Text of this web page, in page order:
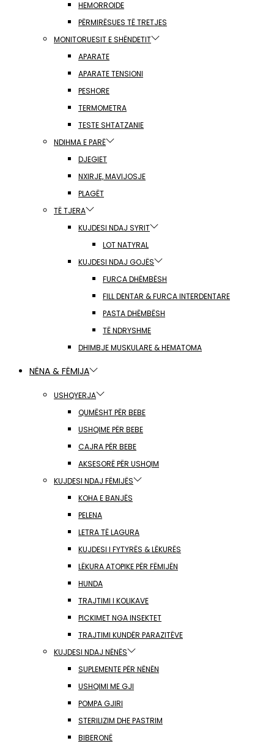
HEMORROIDE
PËRMIRËSUES TË TRETJES
MONITORUESIT E SHËNDETIT
APARATE
APARATE TENSIONI
PESHORE
TERMOMETRA
TESTE SHTATZANIE
NDIHMA E PARË
DJEGIET
NXIRJE, MAVIJOSJE
PLAGËT
TË TJERA
KUJDESI NDAJ SYRIT
LOT NATYRAL
KUJDESI NDAJ GOJËS
FURCA DHËMBËSH
FILL DENTAR & FURCA INTERDENTARE
PASTA DHËMBËSH
TË NDRYSHME
DHIMBJE MUSKULARE & HEMATOMA
NËNA & FËMIJA
USHQYERJA
QUMËSHT PËR BEBE
USHQIME PËR BEBE
CAJRA PËR BEBE
AKSESORË PËR USHQIM
KUJDESI NDAJ FËMIJËS
KOHA E BANJËS
PELENA
LETRA TË LAGURA
KUJDESI I FYTYRËS & LËKURËS
LËKURA ATOPIKE PËR FËMIJËN
HUNDA
TRAJTIMI I KOLIKAVE
PICKIMET NGA INSEKTET
TRAJTIMI KUNDËR PARAZITËVE
KUJDESI NDAJ NËNËS
SUPLEMENTE PËR NËNËN
USHQIMI ME GJI
POMPA GJIRI
STERILIZIM DHE PASTRIM
BIBERONË